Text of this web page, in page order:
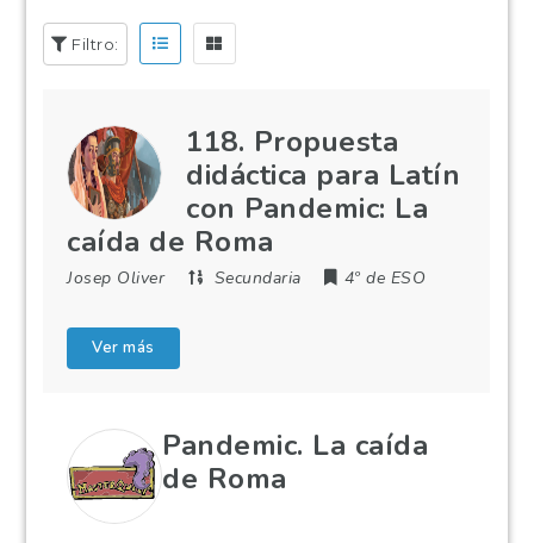
Filtro:
118. Propuesta
didáctica para Latín
con Pandemic: La
caída de Roma
Josep Oliver Secundaria 4º de ESO
Ver más
Pandemic. La caída
de Roma